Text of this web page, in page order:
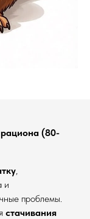
(80-
,
и
проблемы.
стачивания